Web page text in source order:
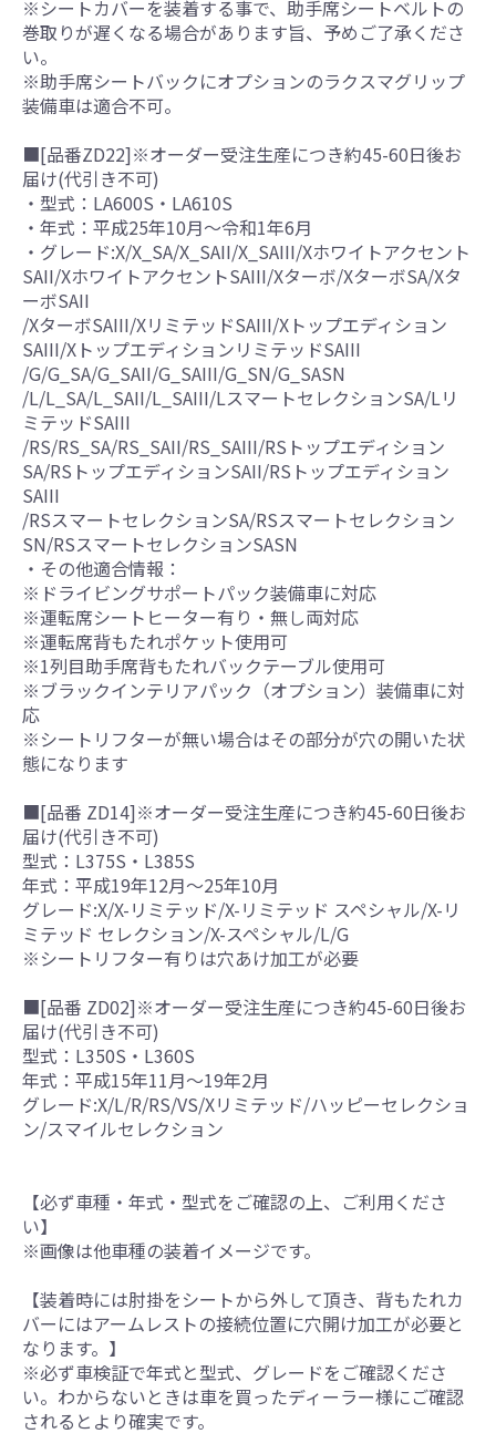
※シートカバーを装着する事で、助手席シートベルトの
巻取りが遅くなる場合があります旨、予めご了承くださ
い。
※助手席シートバックにオプションのラクスマグリップ
装備車は適合不可。
■[品番ZD22]※オーダー受注生産につき約45-60日後お
届け(代引き不可)
・型式：LA600S・LA610S
・年式：平成25年10月～令和1年6月
・グレード:X/X_SA/X_SAII/X_SAIII/Xホワイトアクセント
SAII/XホワイトアクセントSAIII/Xターボ/XターボSA/Xタ
ーボSAII
/XターボSAIII/XリミテッドSAIII/Xトップエディション
SAIII/XトップエディションリミテッドSAIII
/G/G_SA/G_SAII/G_SAIII/G_SN/G_SASN
/L/L_SA/L_SAII/L_SAIII/LスマートセレクションSA/Lリ
ミテッドSAIII
/RS/RS_SA/RS_SAII/RS_SAIII/RSトップエディション
SA/RSトップエディションSAII/RSトップエディション
SAIII
/RSスマートセレクションSA/RSスマートセレクション
SN/RSスマートセレクションSASN
・その他適合情報：
※ドライビングサポートパック装備車に対応
※運転席シートヒーター有り・無し両対応
※運転席背もたれポケット使用可
※1列目助手席背もたれバックテーブル使用可
※ブラックインテリアパック（オプション）装備車に対
応
※シートリフターが無い場合はその部分が穴の開いた状
態になります
■[品番 ZD14]※オーダー受注生産につき約45-60日後お
届け(代引き不可)
型式：L375S・L385S
年式：平成19年12月～25年10月
グレード:X/X-リミテッド/X-リミテッド スペシャル/X-リ
ミテッド セレクション/X-スペシャル/L/G
※シートリフター有りは穴あけ加工が必要
■[品番 ZD02]※オーダー受注生産につき約45-60日後お
届け(代引き不可)
型式：L350S・L360S
年式：平成15年11月～19年2月
グレード:X/L/R/RS/VS/Xリミテッド/ハッピーセレクショ
ン/スマイルセレクション
【必ず車種・年式・型式をご確認の上、ご利用くださ
い】
※画像は他車種の装着イメージです。
【装着時には肘掛をシートから外して頂き、背もたれカ
バーにはアームレストの接続位置に穴開け加工が必要と
なります。】
※必ず車検証で年式と型式、グレードをご確認くださ
い。わからないときは車を買ったディーラー様にご確認
されるとより確実です。